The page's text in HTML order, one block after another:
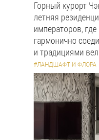
Горный курорт
летняя
императоров,
гармонично
и традициями
#ЛАНДШАФТ И ФЛОРА